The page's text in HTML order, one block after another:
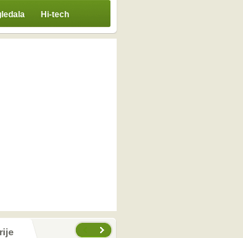
Hi-tech